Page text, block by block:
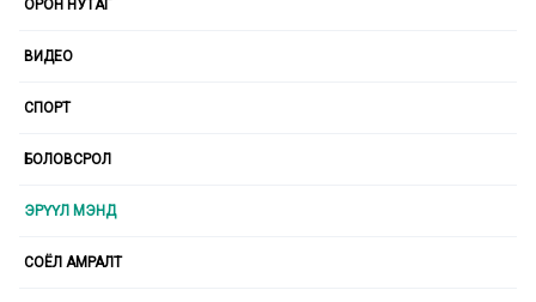
ОРОН НУТАГ
ВИДЕО
СПОРТ
БОЛОВСРОЛ
ЭРҮҮЛ МЭНД
СОЁЛ АМРАЛТ